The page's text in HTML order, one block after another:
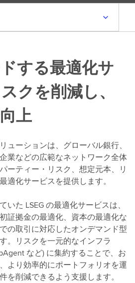
する最適化サ
クを削減し、
上
ューションは、グローバル銀行、
業などの広範なネットワーク全体
ーティー・リスク、想定元本、リ
適化サービスを提供します。
た LSEG の最適化サービスは、
証拠金の最適化、資本の最適化な
の取引に対応したオンデマンド型
。リスクを一元的なインフラ
など) に集約することで、お
より効率的にポートフォリオを運
を削減できるよう支援します。